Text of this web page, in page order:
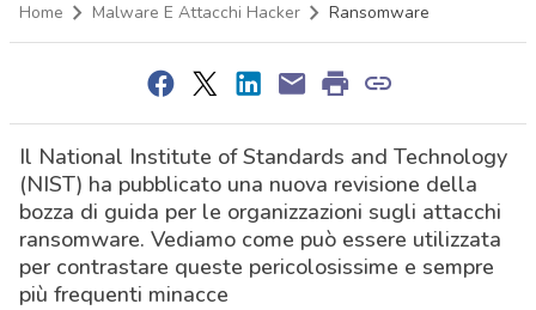
Home Malware E Attacchi Hacker Ransomware
Il National Institute of Standards and Technology
(NIST) ha pubblicato una nuova revisione della
bozza di guida per le organizzazioni sugli attacchi
ransomware. Vediamo come può essere utilizzata
per contrastare queste pericolosissime e sempre
più frequenti minacce